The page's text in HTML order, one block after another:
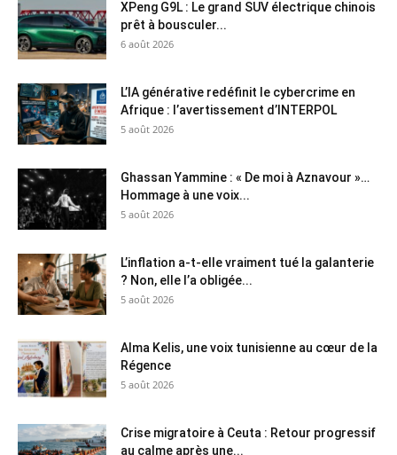
XPeng G9L : Le grand SUV électrique chinois
prêt à bousculer...
6 août 2026
L’IA générative redéfinit le cybercrime en
Afrique : l’avertissement d’INTERPOL
5 août 2026
Ghassan Yammine : « De moi à Aznavour »…
Hommage à une voix...
5 août 2026
L’inflation a-t-elle vraiment tué la galanterie
? Non, elle l’a obligée...
5 août 2026
Alma Kelis, une voix tunisienne au cœur de la
Régence
5 août 2026
Crise migratoire à Ceuta : Retour progressif
au calme après une...